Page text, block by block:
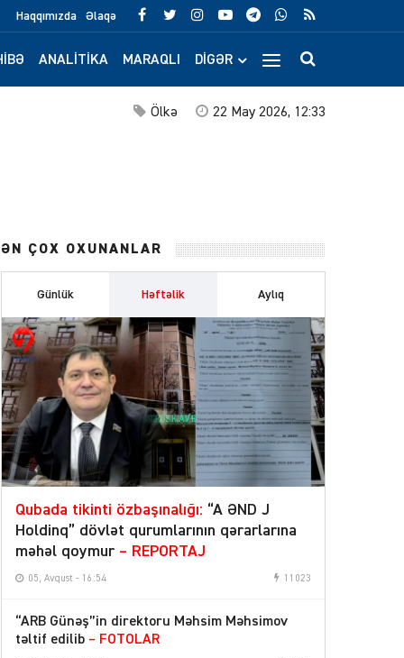
Haqqımızda Əlaqə
ANALITIKA MARAQLI DIGƏR
22 May 2026, 12:33
Ölkə
ƏN ÇOX OXUNANLAR
Günlük Həftəlik Aylıq
Qubada tikinti özbaşınalığı: “A ƏND J
Holdinq” dövlət qurumlarının qərarlarına
məhəl qoymur – REPORTAJ
05, Avqust - 16:54 11023
“ARB Günəş”in direktoru Məhsim Məhsimov
təltif edilib – FOTOLAR